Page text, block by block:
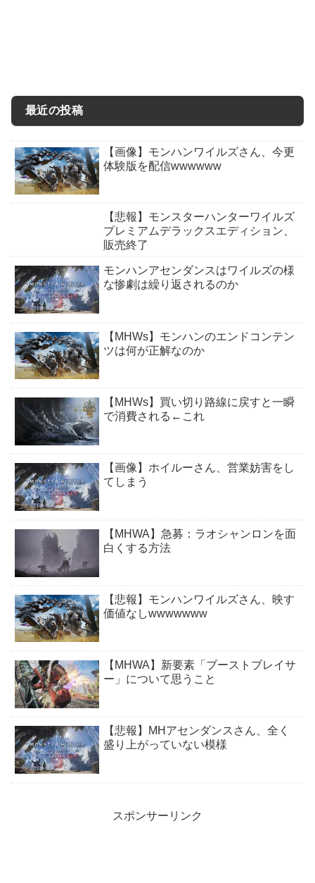
最近の投稿
【画像】モンハンワイルズさん、今更
体験版を配信wwwwww
【悲報】モンスターハンターワイルズ
プレミアムデラックスエディション、
販売終了
モンハンアセンダンスはワイルズの様
な惨劇は繰り返されるのか
【MHWs】モンハンのエンドコンテン
ツは何が正解なのか
【MHWs】買い切り路線に戻すと一瞬
で消費される←これ
【画像】ホイルーさん、営業妨害をし
てしまう
【MHWA】急募：ラオシャンロンを面
白くする方法
【悲報】モンハンワイルズさん、映す
価値なしwwwwwww
【MHWA】新要素「ブーストブレイサ
ー」について思うこと
【悲報】MHアセンダンスさん、全く
盛り上がっていない模様
スポンサーリンク